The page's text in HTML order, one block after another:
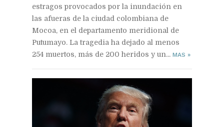
estragos provocados por la inundación en
las afueras de la ciudad colombiana de
Mocoa, en el departamento meridional de
Putumayo. La tragedia ha dejado al menos
254 muertos, más de 200 heridos y un... MAS »